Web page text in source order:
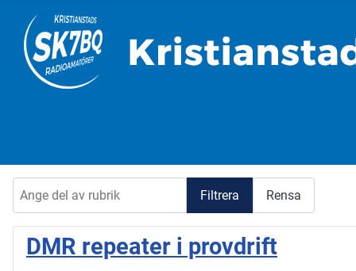
Filtrera Rensa
DMR repeater i provdrift